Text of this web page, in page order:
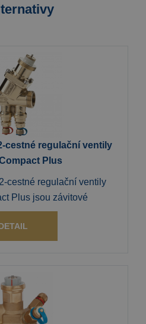
cestné regulační ventily
Plus
cestné regulační ventily
Plus jsou závitové